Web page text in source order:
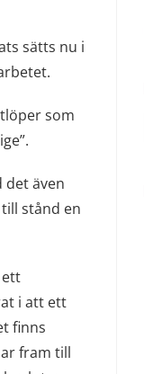
sätts nu i
som
det även
stånd en
i att ett
finns
fram till